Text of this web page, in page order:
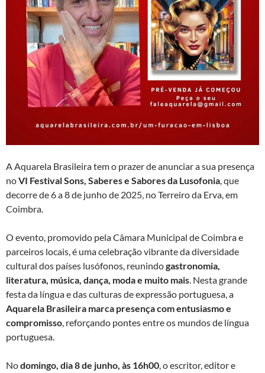
A Aquarela Brasileira tem o prazer de anunciar a sua presença
noVI Festival Sons, Saberes e Sabores da Lusofonia, que
decorre de 6 a 8 de junho de 2025, no Terreiro da Erva, em
Coimbra.
O evento, promovido pela Câmara Municipal de Coimbra e
parceiros locais, é uma celebração vibrante da diversidade
cultural dos países lusófonos, reunindogastronomia,
literatura, música, dança, moda e muito mais. Nesta grande
festa da língua e das culturas de expressão portuguesa, a
Aquarela Brasileira marca presença com entusiasmo e
compromisso, reforçando pontes entre os mundos de língua
portuguesa.
Nodomingo, dia 8 de junho, às 16h00, o escritor, editor e